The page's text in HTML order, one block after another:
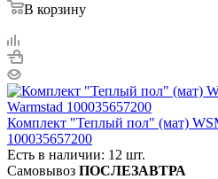
В корзину
Комплект "Теплый пол" (мат)
100035657200
Есть в наличии: 12 шт.
Самовывоз ПОСЛЕЗАВТРА